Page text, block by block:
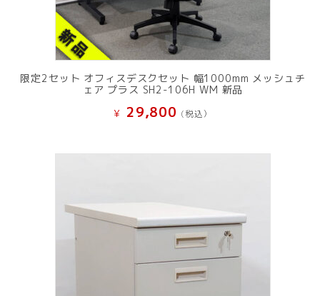
限定2セット オフィスデスクセット 幅1000mm メッシュチ
ェア プラス SH2-106H WM 新品
¥ 29,800 (税込）